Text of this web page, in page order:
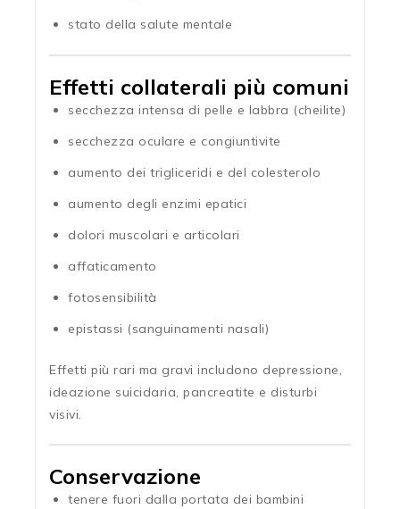
stato della salute mentale
Effetti collaterali più comuni
secchezza intensa di pelle e labbra (cheilite)
secchezza oculare e congiuntivite
aumento dei trigliceridi e del colesterolo
aumento degli enzimi epatici
dolori muscolari e articolari
affaticamento
fotosensibilità
epistassi (sanguinamenti nasali)
Effetti più rari ma gravi includono depressione,
ideazione suicidaria, pancreatite e disturbi
visivi.
Conservazione
tenere fuori dalla portata dei bambini